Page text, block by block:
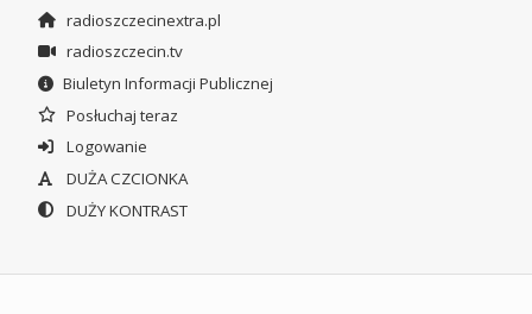
radioszczecinextra.pl
radioszczecin.tv
Biuletyn Informacji Publicznej
Posłuchaj teraz
Logowanie
DUŻA CZCIONKA
DUŻY KONTRAST